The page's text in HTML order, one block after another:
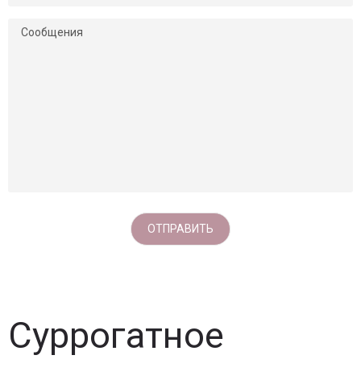
Суррогатное